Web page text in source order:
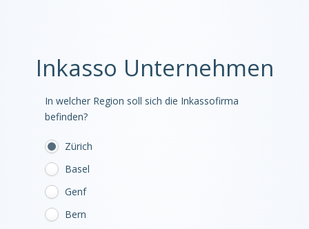
Inkasso Unternehmen
In welcher Region soll sich die Inkassofirma
befinden?
Zürich
Basel
Genf
Bern